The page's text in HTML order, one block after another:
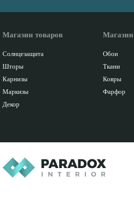
Магазин товаров
Солнцезащита
Шторы
Карнизы
Маркизы
Декор
Обои
Ткани
Ковры
Фарфор